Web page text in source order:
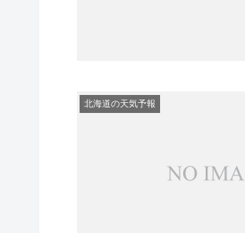
北海道の天気予報